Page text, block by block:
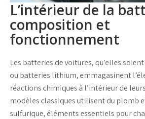
L’intérieur de la
composition et
fonctionnement
Les batteries de voitures, qu’elles soient
ou batteries lithium, emmagasinent
réactions chimiques à l’intérieur de
modèles classiques utilisent du plomb
sulfurique, éléments essentiels pour